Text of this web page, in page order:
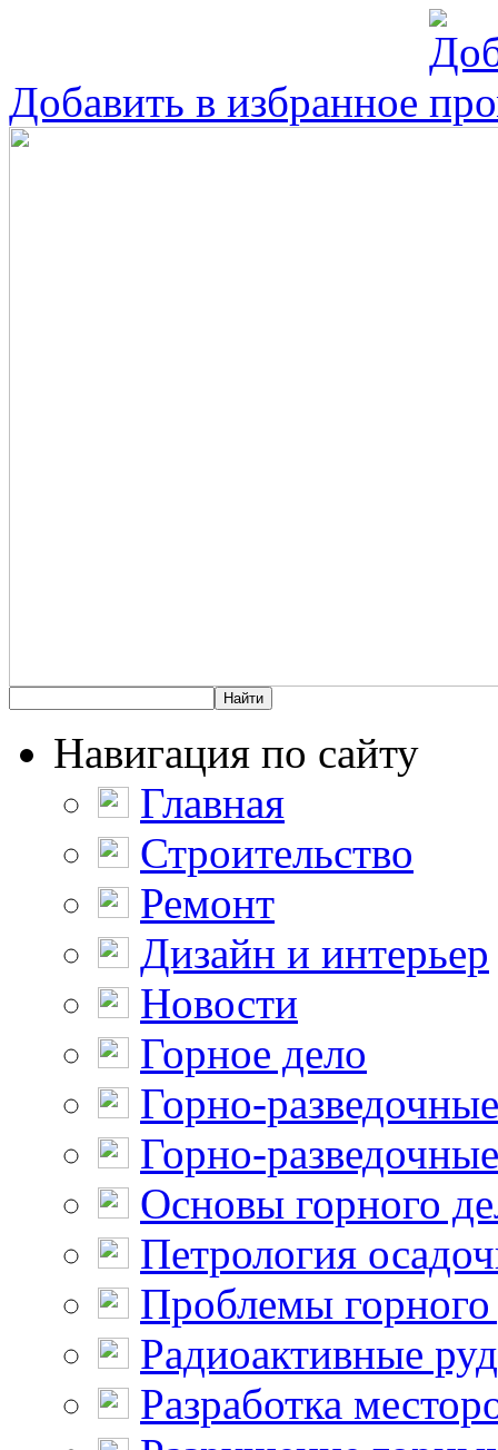
Добавить в избранное
Навигация по сайту
Главная
Строительство
Ремонт
Дизайн и интерьер
Новости
Горное дело
Горно-
Горно-
Основы горного
Петрология
Проблемы горного
Радиоактивные
Разработка